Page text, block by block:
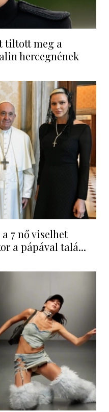
tiltott meg a
hercegnének
7 nő viselhet
a pápával talá...